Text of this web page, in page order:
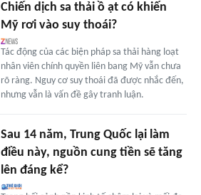
Chiến dịch sa thải ồ ạt có khiến
Mỹ rơi vào suy thoái?
Tác động của các biện pháp sa thải hàng loạt
nhân viên chính quyền liên bang Mỹ vẫn chưa
rõ ràng. Nguy cơ suy thoái đã được nhắc đến,
nhưng vẫn là vấn đề gây tranh luận.
Sau 14 năm, Trung Quốc lại làm
điều này, nguồn cung tiền sẽ tăng
lên đáng kể?